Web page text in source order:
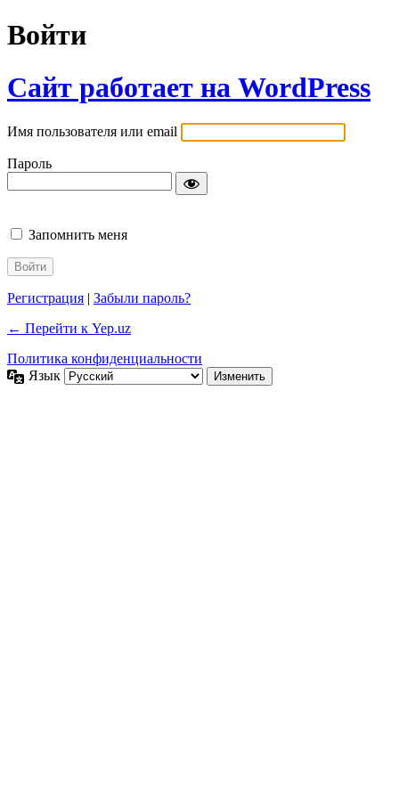
Войти
Сайт работает на WordPress
Имя пользователя или email
Пароль
Запомнить меня
Регистрация | Забыли пароль?
← Перейти к Yep.uz
Политика конфиденциальности
Язык